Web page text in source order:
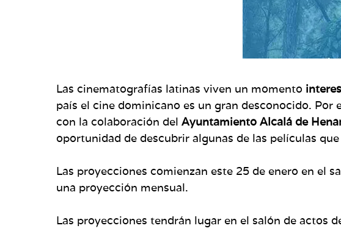
Las cinematografías latinas viven un momento
país el cine dominicano es un gran desconocido. Por
con la colaboración del Ayuntamiento Alcalá de
oportunidad de descubrir algunas de las películas
Las proyecciones comienzan este 25 de enero en el
una proyección mensual.
Las proyecciones tendrán lugar en el salón de actos